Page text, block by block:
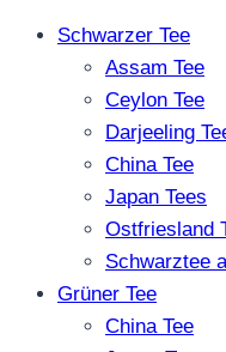
Schwarzer Tee
Assam Tee
Ceylon Tee
Darjeeling
China Tee
Japan Tees
Ostfriesland
Schwarztee
Grüner Tee
China Tee